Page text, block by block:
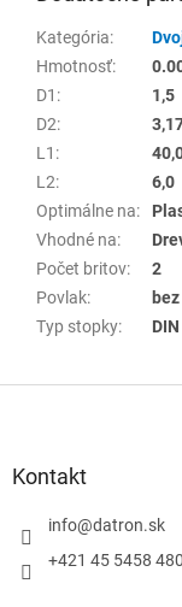
Kategória:
Hmotnosť:
D1 :
1,5
D2:
L1 :
L2:
6,0
Optimálne na:
Vhodné na:
Počet britov:
2
Povlak:
Typ stopky:
Kontakt
info@datron.sk
+421 45 5458 480